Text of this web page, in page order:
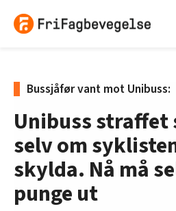
Bussjåfør vant mot Unibuss:
Unibuss straffet
selv om
skylda. Nå må
punge ut